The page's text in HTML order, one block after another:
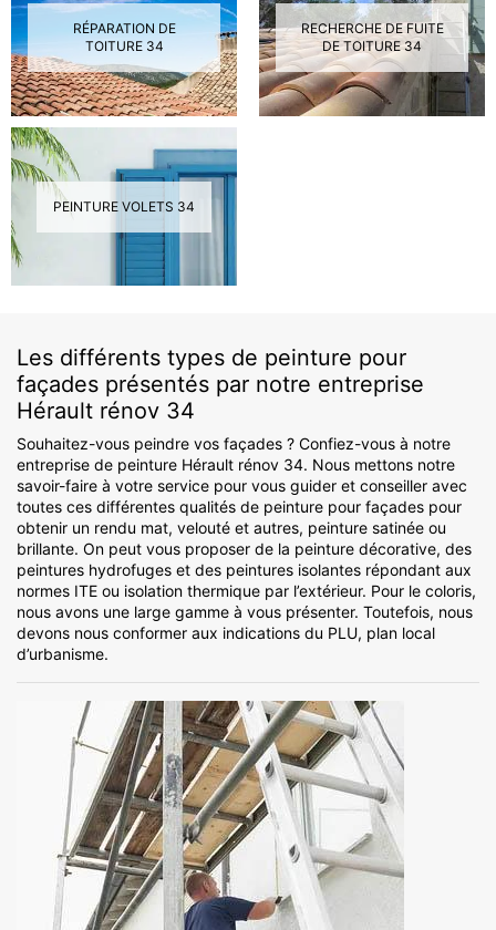
RÉPARATION DE
TOITURE 34
RECHERCHE DE FUITE
DE TOITURE 34
PEINTURE VOLETS 34
Les différents types de peinture pour
façades présentés par notre entreprise
Hérault rénov 34
Souhaitez-vous peindre vos façades ? Confiez-vous à notre
entreprise de peinture Hérault rénov 34. Nous mettons notre
savoir-faire à votre service pour vous guider et conseiller avec
toutes ces différentes qualités de peinture pour façades pour
obtenir un rendu mat, velouté et autres, peinture satinée ou
brillante. On peut vous proposer de la peinture décorative, des
peintures hydrofuges et des peintures isolantes répondant aux
normes ITE ou isolation thermique par l’extérieur. Pour le coloris,
nous avons une large gamme à vous présenter. Toutefois, nous
devons nous conformer aux indications du PLU, plan local
d’urbanisme.